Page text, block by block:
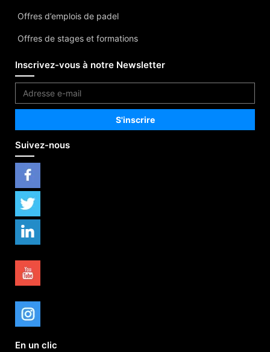
Offres d’emplois de padel
Offres de stages et formations
Inscrivez-vous à notre Newsletter
Suivez-nous
En un clic